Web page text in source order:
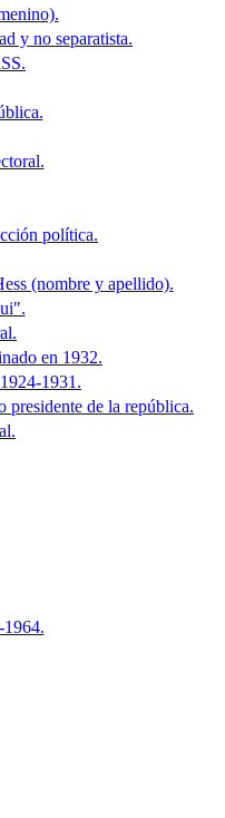
y no separatista.
política.
(nombre y apellido).
en 1932.
1931.
presidente de la república.
1964.